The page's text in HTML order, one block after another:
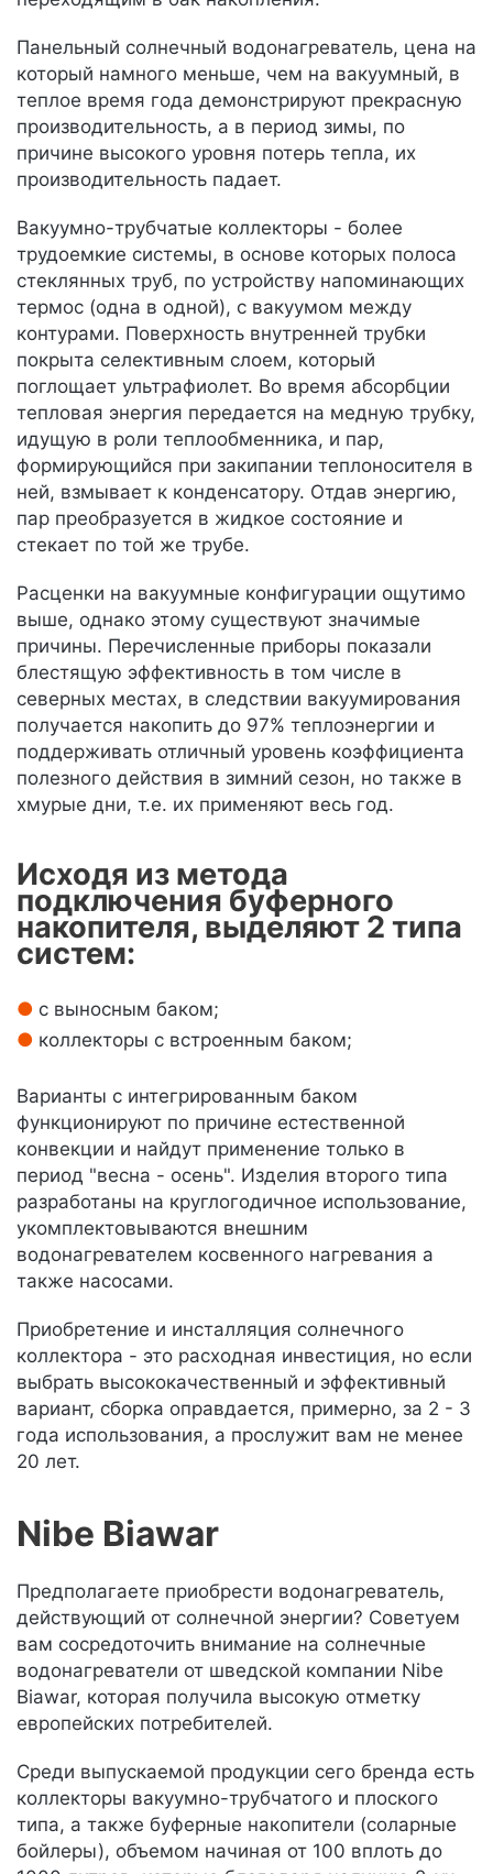
Панельный солнечный водонагреватель, цена на
который намного меньше, чем на вакуумный, в
теплое время года демонстрируют прекрасную
производительность, а в период зимы, по
причине высокого уровня потерь тепла, их
производительность падает.
Вакуумно-трубчатые коллекторы - более
трудоемкие системы, в основе которых полоса
стеклянных труб, по устройству напоминающих
термос (одна в одной), с вакуумом между
контурами. Поверхность внутренней трубки
покрыта селективным слоем, который
поглощает ультрафиолет. Во время абсорбции
тепловая энергия передается на медную трубку,
идущую в роли теплообменника, и пар,
формирующийся при закипании теплоносителя в
ней, взмывает к конденсатору. Отдав энергию,
пар преобразуется в жидкое состояние и
стекает по той же трубе.
Расценки на вакуумные конфигурации ощутимо
выше, однако этому существуют значимые
причины. Перечисленные приборы показали
блестящую эффективность в том числе в
северных местах, в следствии вакуумирования
получается накопить до 97% теплоэнергии и
поддерживать отличный уровень коэффициента
полезного действия в зимний сезон, но также в
хмурые дни, т.е. их применяют весь год.
Исходя из метода
подключения буферного
накопителя, выделяют 2 типа
систем:
с выносным баком;
коллекторы с встроенным баком;
Варианты с интегрированным баком
функционируют по причине естественной
конвекции и найдут применение только в
период "весна - осень". Изделия второго типа
разработаны на круглогодичное использование,
укомплектовываются внешним
водонагревателем косвенного нагревания а
также насосами.
Приобретение и инсталляция солнечного
коллектора - это расходная инвестиция, но если
выбрать высококачественный и эффективный
вариант, сборка оправдается, примерно, за 2 - 3
года использования, а прослужит вам не менее
20 лет.
Nibe Biawar
Предполагаете приобрести водонагреватель,
действующий от солнечной энергии? Советуем
вам сосредоточить внимание на солнечные
водонагреватели от шведской компании Nibe
Biawar, которая получила высокую отметку
европейских потребителей.
Среди выпускаемой продукции сего бренда есть
коллекторы вакуумно-трубчатого и плоского
типа, а также буферные накопители (соларные
бойлеры), объемом начиная от 100 вплоть до